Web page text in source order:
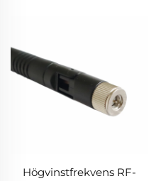
Högvinstfrekvens RF-